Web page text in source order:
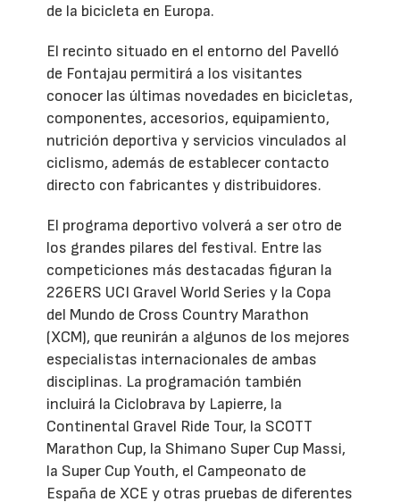
de la bicicleta en Europa.
El recinto situado en el entorno del Pavelló
de Fontajau permitirá a los visitantes
conocer las últimas novedades en bicicletas,
componentes, accesorios, equipamiento,
nutrición deportiva y servicios vinculados al
ciclismo, además de establecer contacto
directo con fabricantes y distribuidores.
El programa deportivo volverá a ser otro de
los grandes pilares del festival. Entre las
competiciones más destacadas figuran la
226ERS UCI Gravel World Series y la Copa
del Mundo de Cross Country Marathon
(XCM), que reunirán a algunos de los mejores
especialistas internacionales de ambas
disciplinas. La programación también
incluirá la Ciclobrava by Lapierre, la
Continental Gravel Ride Tour, la SCOTT
Marathon Cup, la Shimano Super Cup Massi,
la Super Cup Youth, el Campeonato de
España de XCE y otras pruebas de diferentes